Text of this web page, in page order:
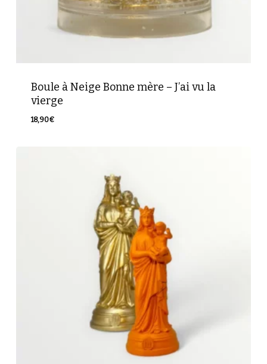
Boule à Neige Bonne mère – J’ai vu la
vierge
18,90€